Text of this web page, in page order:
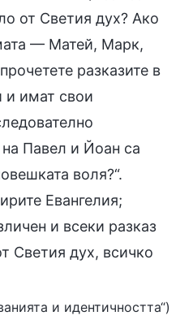
от Светия дух? Ако
— Матей, Марк,
разказите в
и имат свои
Павел и Йоан са
воля?“.
Евангелия;
и всеки разказ
Светия дух, всичко
и идентичността“)